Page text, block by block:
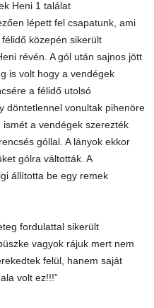
Heni 1 találat
lépett fel csapatunk, ami
közepén sikerült
révén. A gól után sajnos jött
is volt hogy a vendégek
a félidő utolsó
döntetlennel vonultak pihenöre
a vendégek szerezték
góllal. A lányok ekkor
gólra váltották. A
állította be egy remek
fordulattal sikerült
vagyok rájuk mert nem
felül, hanem saját
volt ez!!!”